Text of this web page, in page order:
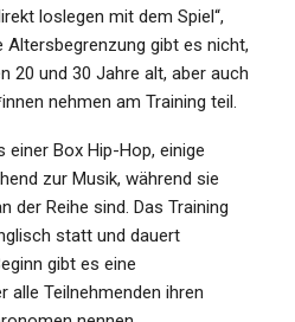
loslegen mit dem Spiel“,
Altersbegrenzung gibt es nicht,
20 und 30 Jahre alt, aber auch
nehmen am Training teil.
Box Hip-Hop, einige
zur Musik, während sie
der Reihe sind. Das Training
statt und dauert
gibt es eine
alle Teilnehmenden ihren